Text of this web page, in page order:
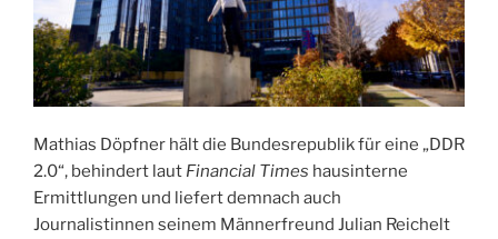
Mathias Döpfner hält die Bundesrepublik für eine „DDR
2.0“, behindert laut Financial Times hausinterne
Ermittlungen und liefert demnach auch
Journalistinnen seinem Männerfreund Julian Reichelt